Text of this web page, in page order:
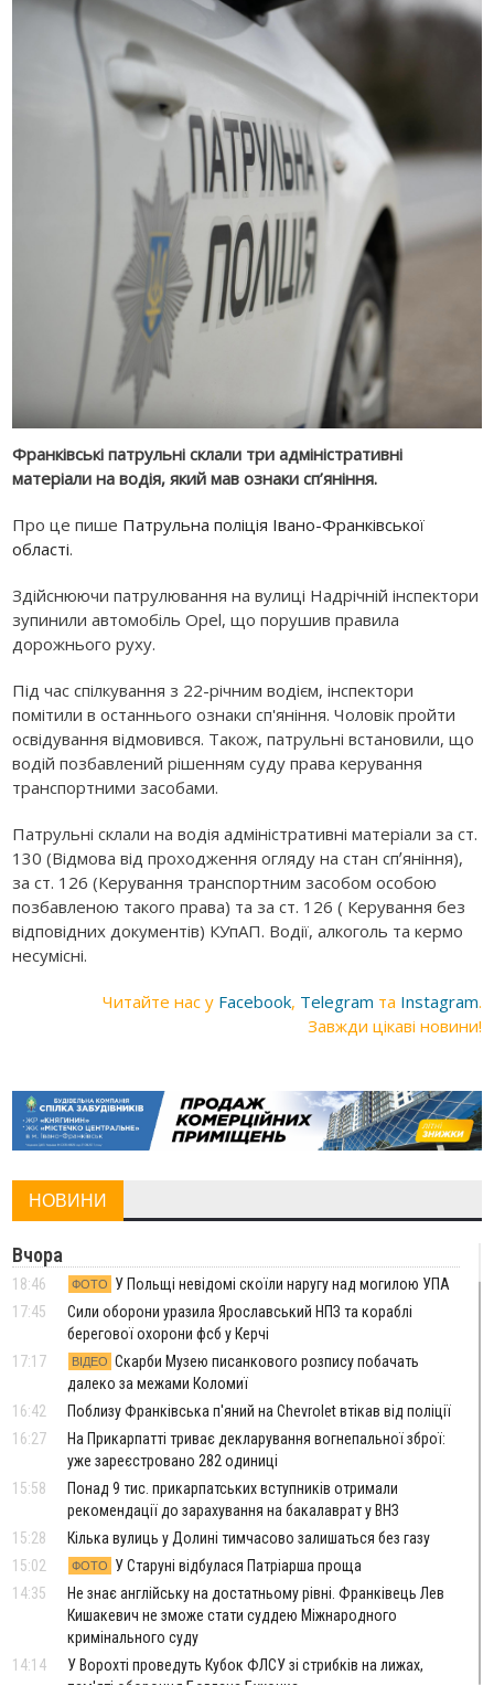
Франківські патрульні склали три адміністративні
матеріали на водія, який мав ознаки сп’яніння.
Про це пише Патрульна поліція Івано-Франківської
області.
Здійснюючи патрулювання на вулиці Надрічній інспектори
зупинили автомобіль Opel, що порушив правила
дорожнього руху.
Під час спілкування з 22-річним водієм, інспектори
помітили в останнього ознаки сп'яніння. Чоловік пройти
освідування відмовився. Також, патрульні встановили, що
водій позбавлений рішенням суду права керування
транспортними засобами.
Патрульні склали на водія адміністративні матеріали за ст.
130 (Відмова від проходження огляду на стан спʼяніння),
за ст. 126 (Керування транспортним засобом особою
позбавленою такого права) та за ст. 126 ( Керування без
відповідних документів) КУпАП. Водії, алкоголь та кермо
несумісні.
Читайте нас у Facebook, Telegram та Instagram.
Завжди цікаві новини!
НОВИНИ
Вчора
18:46 ФОТО
У Польщі невідомі скоїли наругу над могилою УПА
17:45
Сили оборони уразила Ярославський НПЗ та кораблі
берегової охорони фсб у Керчі
17:17
ВІДЕО Скарби Музею писанкового розпису побачать
далеко за межами Коломиї
16:42
Поблизу Франківська п'яний на Chevrolet втікав від поліції
16:27
На Прикарпатті триває декларування вогнепальної зброї:
уже зареєстровано 282 одиниці
15:58
Понад 9 тис. прикарпатських вступників отримали
рекомендації до зарахування на бакалаврат у ВНЗ
15:28
Кілька вулиць у Долині тимчасово залишаться без газу
15:02
ФОТО
У Старуні відбулася Патріарша проща
14:35
Не знає англійську на достатньому рівні. Франківець Лев
Кишакевич не зможе стати суддею Міжнародного
кримінального суду
14:14
У Ворохті проведуть Кубок ФЛСУ зі стрибків на лижах,
пам'яті оборонця Богдана Бухонка